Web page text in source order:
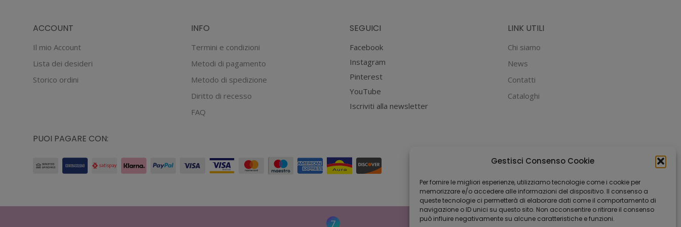
Gestisci Consenso Cookie
Per fornire le migliori esperienze, utilizziamo tecnologie come i cookie per
memorizzare e/o accedere alle informazioni del dispositivo. Il consenso a
queste tecnologie ci permetterà di elaborare dati come il comportamento di
navigazione o ID unici su questo sito. Non acconsentire o ritirare il consenso
può influire negativamente su alcune caratteristiche e funzioni.
ACCOUNT
Il mio Account
Lista dei desideri
Storico ordini
INFO
Termini e condizioni
Metodi di pagamento
Metodo di spedizione
Diritto di recesso
FAQ
SEGUICI
Facebook
Instagram
Pinterest
YouTube
Iscriviti alla newsletter
LINK UTILI
Chi siamo
News
Contatti
Cataloghi
PUOI PAGARE CON: